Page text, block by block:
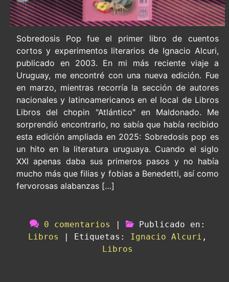
Sobredosis Pop fue el primer libro de cuentos
cortos y experimentos literarios de Ignacio Alcuri,
publicado en 2003. En mi más reciente viaje a
Uruguay, me encontré con una nueva edición. Fue
en marzo, mientras recorría la sección de autores
nacionales y latinoamericanos en el local de Libros
Libros del chopin "Atlántico" en Maldonado. Me
sorprendió encontrarlo, no sabía que había recibido
esta edición ampliada en 2025: Sobredosis pop es
un hito en la literatura uruguaya. Cuando el siglo
XXI apenas daba sus primeros pasos y no había
mucho más que filias y fobias a Benedetti, así como
fervorosas alabanzas […]
0 comentarios
Publicado en:
Libros
Etiquetas: Ignacio Alcuri ,
Libros